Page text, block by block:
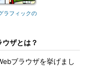
ラフィックの
ザとは？
ブラウザを挙げまし